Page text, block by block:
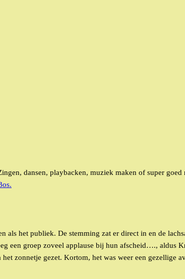
dansen, playbacken, muziek maken of super
het publiek. De stemming zat er direct in en de
een groep zoveel applause bij hun afscheid…., aldus
zonnetje gezet. Kortom, het was weer een gezellige